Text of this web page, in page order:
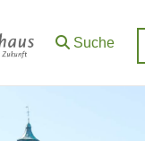
Suche